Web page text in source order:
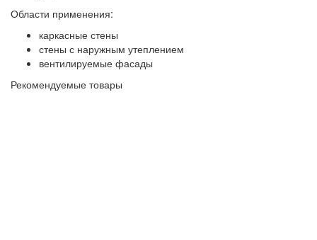
Области применения:
каркасные стены
стены с наружным утеплением
вентилируемые фасады
Рекомендуемые товары